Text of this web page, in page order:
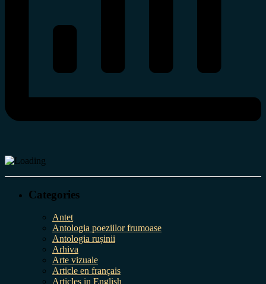
Categories
Antet
Antologia poeziilor frumoase
Antologia rușinii
Arhiva
Arte vizuale
Article en français
Articles in English